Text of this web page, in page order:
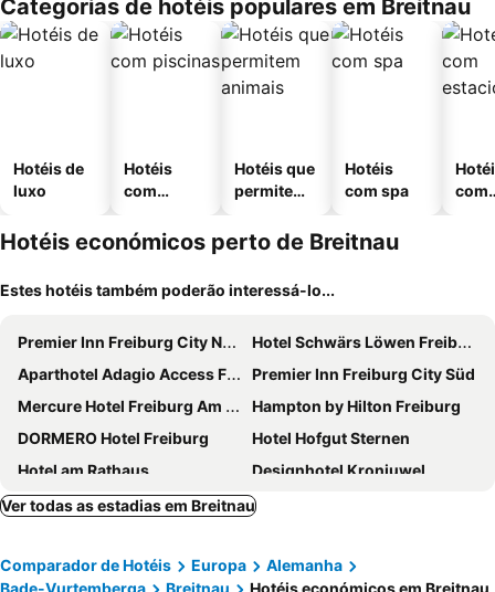
Categorias de hotéis populares em Breitnau
Hotéis de
luxo
Hotéis
com
Hotéis que
permitem
Hotéis
com spa
com
Hotéis económicos perto de Breitnau
Estes hotéis também poderão interessá-lo...
Premier Inn Freiburg City Nord hotel
Hotel Schwärs Löwen Freiburg
Aparthotel Adagio Access Freiburg
Premier Inn Freiburg City Süd
Mercure Hotel Freiburg Am Muenster
Hampton by Hilton Freiburg
DORMERO Hotel Freiburg
Hotel Hofgut Sternen
Hotel am Rathaus
Designhotel Kronjuwel
Hotel Libertas Elements Pure
Hotel Freiburg City Center by Leonardo Hotels
Novotel Freiburg am Konzerthaus
Hotel Schwarzwälder Hof
Ver todas as estadias em Breitnau
Comparador de Hotéis Europa
Alemanha